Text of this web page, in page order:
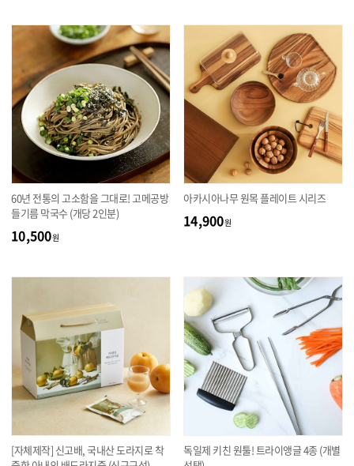
60년 전통의 고소함을 그대로! 고메공방
들기름 막국수 (개당 2인분)
10,500원
아카시아나무 원목 플레이트 시리즈
14,900원
[자체제작] 신고배, 국내산 도라지로 착
독일제 키친 원툴! 트라이앵글 4종 (개별